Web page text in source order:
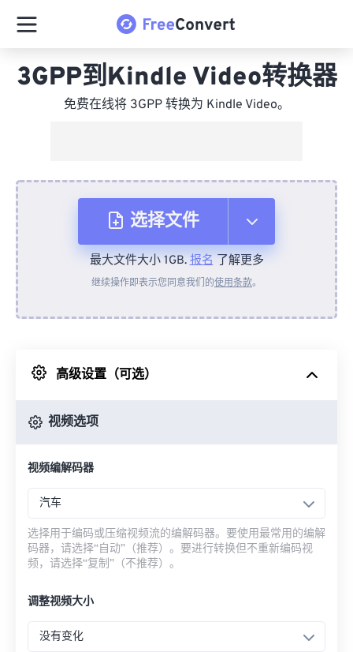
3GPP到Kindle Video转换器
免费在线将 3GPP 转换为 Kindle Video。
选择文件
从设备
来自 Google Drive
最大文件大小 1GB.报名了解更多
继续操作即表示您同意我们的使用条款。
高级设置（可选）
视频选项
视频编解码器
汽车
选择用于编码或压缩视频流的编解码器。要使用最常用的编解
码器，请选择“自动”（推荐）。要进行转换但不重新编码视
频，请选择“复制”（不推荐）。
调整视频大小
没有变化